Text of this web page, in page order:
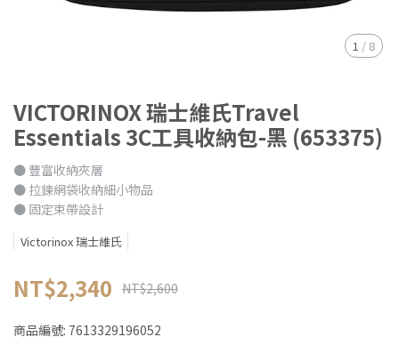
1 / 8
VICTORINOX 瑞士維氏Travel
Essentials 3C工具收納包-黑 (653375)
● 豐富收納夾層
● 拉鍊網袋收納細小物品
● 固定束帶設計
Victorinox 瑞士維氏
NT$2,340 NT$2,600
商品編號: 7613329196052